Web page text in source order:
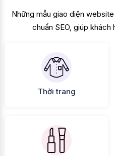
Những mẫu giao diện
chuẩn SEO, giúp
Thời trang